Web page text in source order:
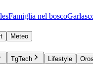
Famiglia nel bosco
Meteo
TgTech Lifestyle